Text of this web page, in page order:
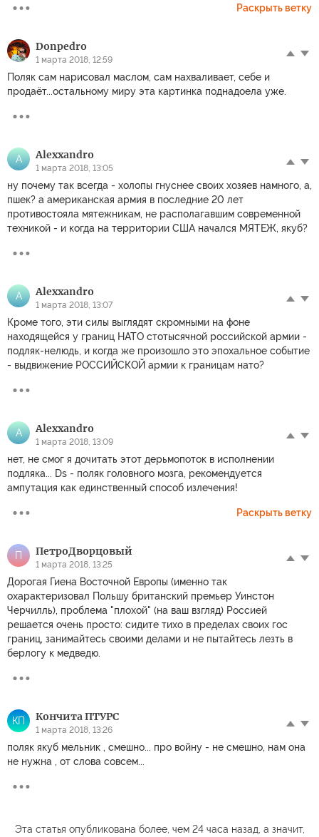
Раскрыть ветку
Donpedro
1 марта 2018, 12:59
Поляк сам нарисовал маслом, сам нахваливает, себе и
продаёт...остальному миру эта картинка поднадоела уже.
A Alexxandro
1 марта 2018, 13:05
ну почему так всегда - холопы гнуснее своих хозяев намного, а,
пшек? а американская армия в последние 20 лет
противостояла мятежникам, не располагавшим современной
техникой - и когда на территории США начался МЯТЕЖ, якуб?
A Alexxandro
1 марта 2018, 13:07
Кроме того, эти силы выглядят скромными на фоне
находящейся у границ НАТО стотысячной российской армии -
подляк-нелюдь, и когда же произошло это эпохальное событие
- выдвижение РОССИЙСКОЙ армии к границам нато?
A Alexxandro
1 марта 2018, 13:09
нет, не смог я дочитать этот дерьмопоток в исполнении
подляка... Ds - поляк головного мозга, рекомендуется
ампутация как единственный способ излечения!
Раскрыть ветку
П ПетроДворцовый
1 марта 2018, 13:25
Дорогая Гиена Восточной Европы (именно так
охарактеризовал Польшу британский премьер Уинстон
Черчилль), проблема "плохой" (на ваш взгляд) Россией
решается очень просто: сидите тихо в пределах своих гос
границ, занимайтесь своими делами и не пытайтесь лезть в
берлогу к медведю.
КП Кончита ПТУРС
1 марта 2018, 13:26
поляк якуб мельник , смешно... про войну - не смешно, нам она
не нужна , от слова совсем...
Эта статья опубликована более, чем 24 часа назад, а значит,